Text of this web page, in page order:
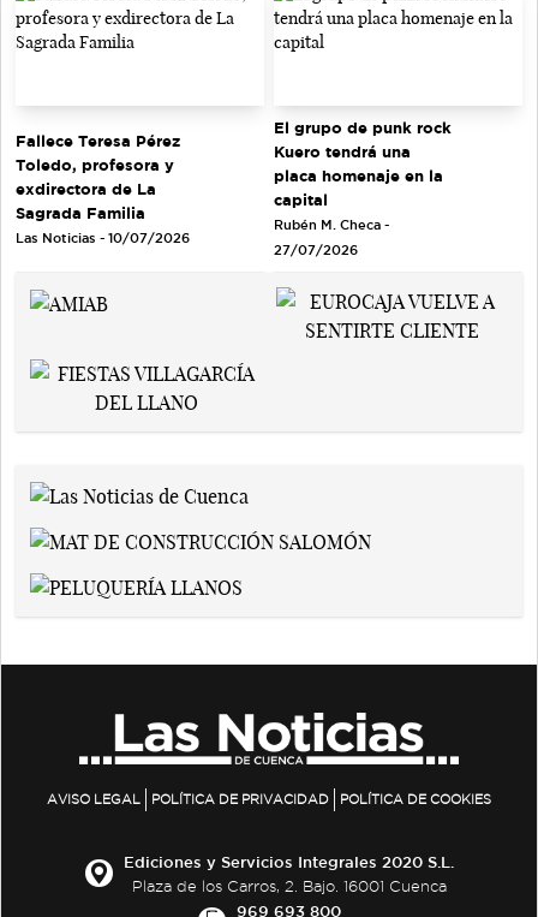
Fallece Teresa Pérez
Toledo, profesora y
exdirectora de La
Sagrada Familia
Las Noticias - 10/07/2026
El grupo de punk rock
Kuero tendrá una
placa homenaje en la
capital
Rubén M. Checa -
27/07/2026
AVISO LEGAL POLÍTICA DE PRIVACIDAD POLÍTICA DE COOKIES
Ediciones y Servicios Integrales 2020 S.L.
Plaza de los Carros, 2. Bajo. 16001 Cuenca
969 693 800